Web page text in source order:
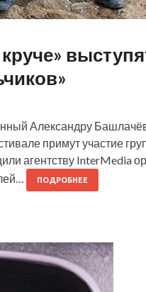
Александру
примут участие
агентству InterMedia
ПОДРОБНЕЕ